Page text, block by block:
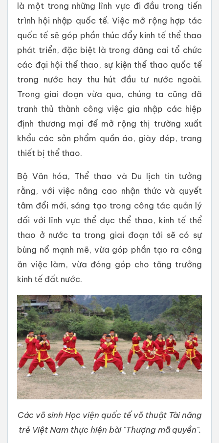
là một trong những lĩnh vực đi đầu trong tiến
trình hội nhập quốc tế. Việc mở rộng hợp tác
quốc tế sẽ góp phần thúc đẩy kinh tế thể thao
phát triển, đặc biệt là trong đăng cai tổ chức
các đại hội thể thao, sự kiện thể thao quốc tế
trong nước hay thu hút đầu tư nước ngoài.
Trong giai đoạn vừa qua, chúng ta cũng đã
tranh thủ thành công việc gia nhập các hiệp
định thương mại để mở rộng thị trường xuất
khẩu các sản phẩm quần áo, giày dép, trang
thiết bị thể thao.
Bộ Văn hóa, Thể thao và Du lịch tin tưởng
rằng, với việc nâng cao nhận thức và quyết
tâm đổi mới, sáng tạo trong công tác quản lý
đối với lĩnh vực thể dục thể thao, kinh tế thể
thao ở nước ta trong giai đoạn tới sẽ có sự
bùng nổ mạnh mẽ, vừa góp phần tạo ra công
ăn việc làm, vừa đóng góp cho tăng trưởng
kinh tế đất nước.
Các võ sinh Học viện quốc tế võ thuật Tài năng
trẻ Việt Nam thực hiện bài "Thượng mã quyền".